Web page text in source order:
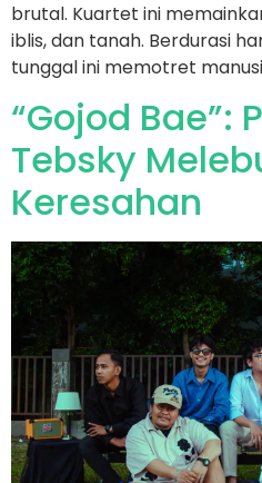
brutal. Kuartet ini
iblis, dan tanah. Berdurasi
tunggal ini memotret
“Gojod Bae”:
Tebsky
Keresahan